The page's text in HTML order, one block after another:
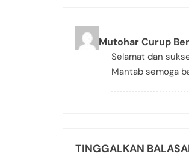
Adin Mutohar Curup
Selamat dan
Mantab semoga
TINGGALKAN